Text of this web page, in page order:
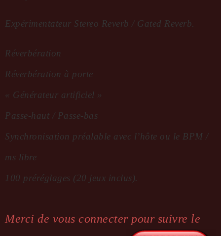
Expérimentateur Stereo Reverb / Gated Reverb.
Réverbération
Réverbération à porte
« Générateur artificiel »
Passe-haut / Passe-bas
Synchronisation préalable avec l’hôte ou le BPM /
ms libre
100 préréglages (20 jeux inclus).
Merci de vous connecter pour suivre le